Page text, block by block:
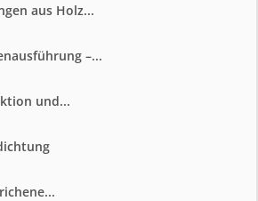
aus Holz...
–...
und...